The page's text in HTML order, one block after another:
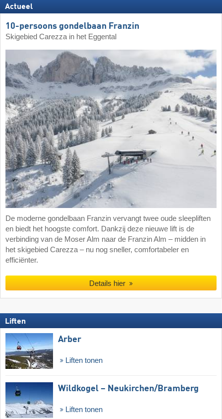
Actueel
10-persoons gondelbaan Franzin
Skigebied Carezza in het Eggental
De moderne gondelbaan Franzin vervangt twee oude sleepliften
en biedt het hoogste comfort. Dankzij deze nieuwe lift is de
verbinding van de Moser Alm naar de Franzin Alm – midden in
het skigebied Carezza – nu nog sneller, comfortabeler en
efficiënter.
Details hier
Liften
Arber
Liften tonen
Wildkogel – Neukirchen/​Bramberg
Liften tonen